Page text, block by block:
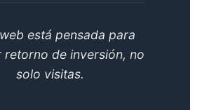
está pensada para
retorno de inversión, no
solo visitas.